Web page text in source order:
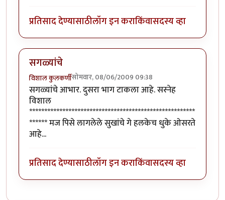
प्रतिसाद देण्यासाठीलॉग इन कराकिंवासदस्य व्हा
सगळ्यांचे
विशाल कुलकर्णीसोमवार, 08/06/2009 09:38
सगळ्यांचे आभार. दुसरा भाग टाकला आहे. सस्नेह
विशाल
*******************************************************
****** मज पिसे लागलेले सुखांचे गे हलकेच धुके ओसरते
आहे...
प्रतिसाद देण्यासाठीलॉग इन कराकिंवासदस्य व्हा